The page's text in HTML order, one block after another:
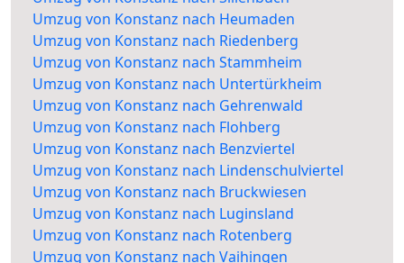
Umzug von Konstanz nach Heumaden
Umzug von Konstanz nach Riedenberg
Umzug von Konstanz nach Stammheim
Umzug von Konstanz nach Untertürkheim
Umzug von Konstanz nach Gehrenwald
Umzug von Konstanz nach Flohberg
Umzug von Konstanz nach Benzviertel
Umzug von Konstanz nach Lindenschulviertel
Umzug von Konstanz nach Bruckwiesen
Umzug von Konstanz nach Luginsland
Umzug von Konstanz nach Rotenberg
Umzug von Konstanz nach Vaihingen